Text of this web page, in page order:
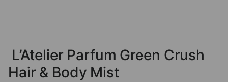
L’Atelier Parfum Green Crush
Hair & Body Mist